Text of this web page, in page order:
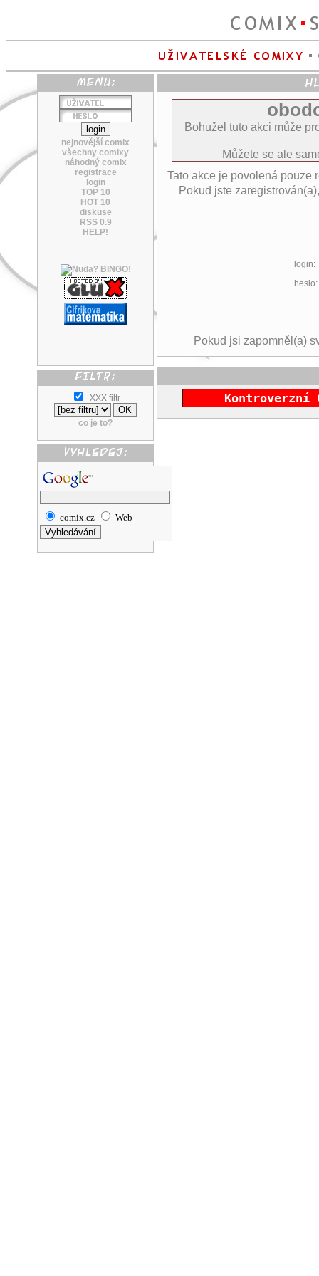
nejnovější comix
všechny comixy
náhodný comix
registrace
login
TOP 10
HOT 10
diskuse
RSS 0.9
HELP!
XXX filtr
co je to?
comix.cz Web
Bohužel tuto akci může
Můžete se ale
Tato akce je povolená pouze
Pokud jste
login:
heslo:
Pokud jsi zapomněl(a)
Kontroverzní